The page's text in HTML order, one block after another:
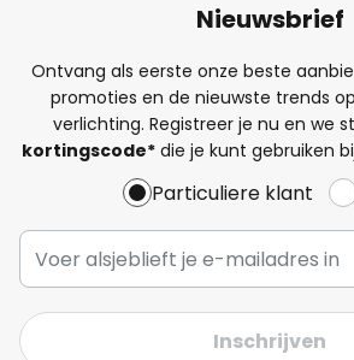
Nieuwsbrief
Ontvang als eerste onze beste
promoties en de nieuwste trends
verlichting. Registreer je nu en we
kortingscode*die je kunt gebruiken
Particuliere klant
Inschrijven